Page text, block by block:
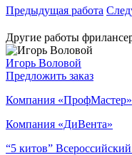
Предыдущая работа
Другие работы
Игорь Воловой
Предложить заказ
Компания «ПрофМастер»
Компания «ДиВента»
“5 китов”